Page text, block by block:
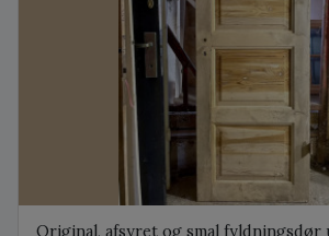
Original, afsyret og smal fyldningsdør